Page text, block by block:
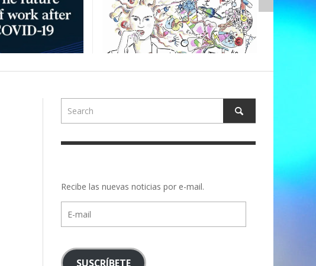
Recibe las nuevas noticias por e-mail.
mail
SUSCRÍBETE